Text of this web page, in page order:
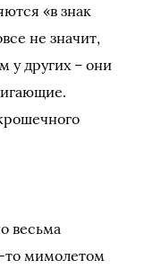
«в знак
не значит,
у других – они
весьма
то мимолетом